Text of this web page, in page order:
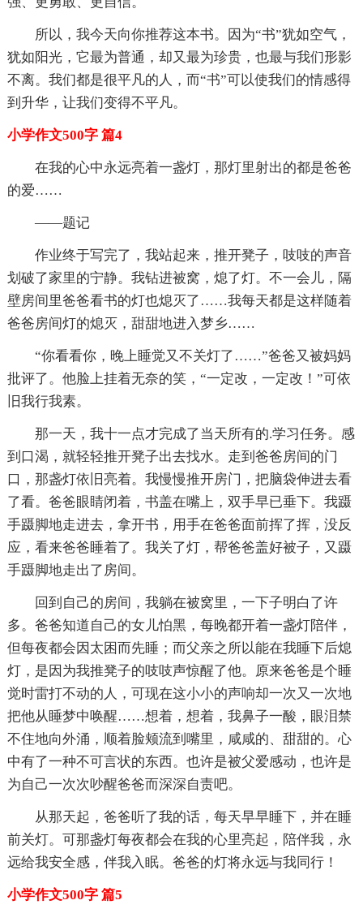
所以，我今天向你推荐这本书。因为“书”犹如空气，
犹如阳光，它最为普通，却又最为珍贵，也最与我们形影
不离。我们都是很平凡的人，而“书”可以使我们的情感得
到升华，让我们变得不平凡。
小学作文500字 篇4
在我的心中永远亮着一盏灯，那灯里射出的都是爸爸
的爱……
——题记
作业终于写完了，我站起来，推开凳子，吱吱的声音
划破了家里的宁静。我钻进被窝，熄了灯。不一会儿，隔
壁房间里爸爸看书的灯也熄灭了……我每天都是这样随着
爸爸房间灯的熄灭，甜甜地进入梦乡……
“你看看你，晚上睡觉又不关灯了……”爸爸又被妈妈
批评了。他脸上挂着无奈的笑，“一定改，一定改！”可依
旧我行我素。
那一天，我十一点才完成了当天所有的.学习任务。感
到口渴，就轻轻推开凳子出去找水。走到爸爸房间的门
口，那盏灯依旧亮着。我慢慢推开房门，把脑袋伸进去看
了看。爸爸眼睛闭着，书盖在嘴上，双手早已垂下。我蹑
手蹑脚地走进去，拿开书，用手在爸爸面前挥了挥，没反
应，看来爸爸睡着了。我关了灯，帮爸爸盖好被子，又蹑
手蹑脚地走出了房间。
回到自己的房间，我躺在被窝里，一下子明白了许
多。爸爸知道自己的女儿怕黑，每晚都开着一盏灯陪伴，
但每夜都会因太困而先睡；而父亲之所以能在我睡下后熄
灯，是因为我推凳子的吱吱声惊醒了他。原来爸爸是个睡
觉时雷打不动的人，可现在这小小的声响却一次又一次地
把他从睡梦中唤醒……想着，想着，我鼻子一酸，眼泪禁
不住地向外涌，顺着脸颊流到嘴里，咸咸的、甜甜的。心
中有了一种不可言状的东西。也许是被父爱感动，也许是
为自己一次次吵醒爸爸而深深自责吧。
从那天起，爸爸听了我的话，每天早早睡下，并在睡
前关灯。可那盏灯每夜都会在我的心里亮起，陪伴我，永
远给我安全感，伴我入眠。爸爸的灯将永远与我同行！
小学作文500字 篇5